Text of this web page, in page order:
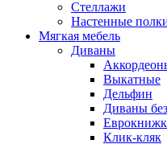
Стеллажи
Настенные
Мягкая мебель
Диваны
Выкатные
Дельфин
Диваны
Клик-кляк